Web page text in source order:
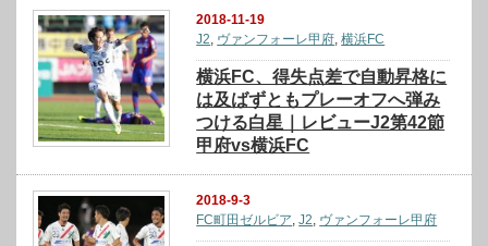
2018-11-19
J2, ヴァンフォーレ甲府,横浜FC
横浜FC、得失点差で自動昇格に
は及ばずともプレーオフへ弾み
つける白星｜レビューJ2第42節
甲府vs横浜FC
2018-9-3
FC町田ゼルビア,J2, ヴァンフォーレ甲府